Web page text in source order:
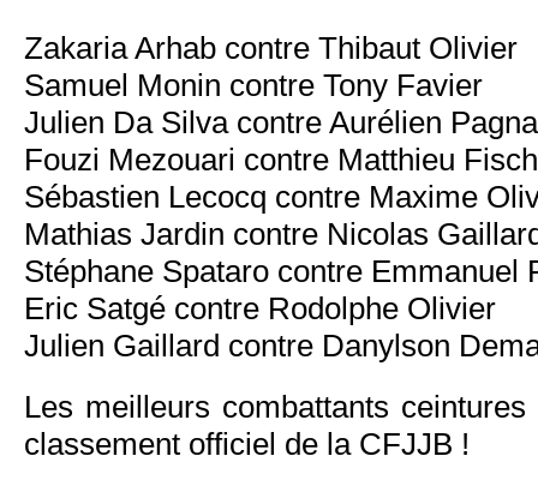
Zakaria Arhab contre Thibaut Olivier​
Samuel Monin​ contre Tony Favier
Julien Da Silva​ contre Aurélien
Fouzi Mezouari contre Matthieu
Sébastien Lecocq contre Maxime
Mathias Jardin contre Nicolas
Stéphane Spataro contre Emmanuel
Eric Satgé contre Rodolphe Olivier​
Julien Gaillard contre Danylson
Les meilleurs combattants
classement officiel de la CFJJB !